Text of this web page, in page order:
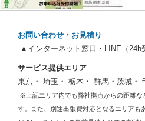
お問い合わせ・お見積り
▲インターネット窓口・LINE（24h
サービス提供エリア
東京・ 埼玉・ 栃木・ 群馬・茨城・
※上記エリア内でも弊社拠点からの距離な
す。また、別途出張費対応となるエリアも